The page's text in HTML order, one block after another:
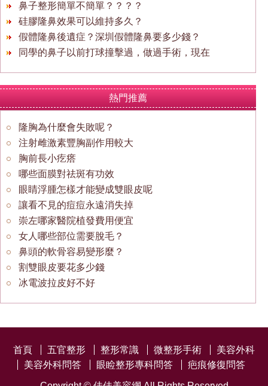
鼻子整形簡單不簡單？？？？
硅膠隆鼻效果可以維持多久？
假體隆鼻後遺症？深圳假體隆鼻要多少錢？
同學的鼻子以前打球撞擊過，做過手術，現在
熱門推薦
隆胸為什麼會失敗呢？
注射雌激素豐胸副作用較大
胸前長小疙瘩
哪些面膜對祛斑有功效
眼睛浮腫怎樣才能變成雙眼皮呢
讓看不見的痘痘永遠消失掉
崇左哪家醫院植發費用便宜
女人哪些部位需要脫毛？
鼻頭的軟骨容易變形麼？
割雙眼皮要花多少錢
冰電波拉皮好不好
首頁 五官整形 整形常識 微整形手術
美容外科
美容外科問答
眼睑整形專科問答 疤痕修復問答